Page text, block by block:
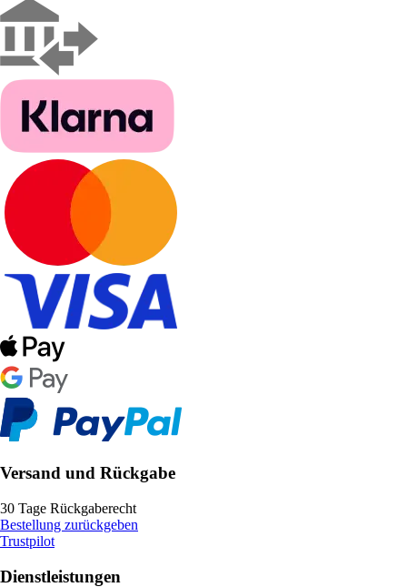
Versand und Rückgabe
30 Tage Rückgaberecht
Bestellung zurückgeben
Trustpilot
Dienstleistungen